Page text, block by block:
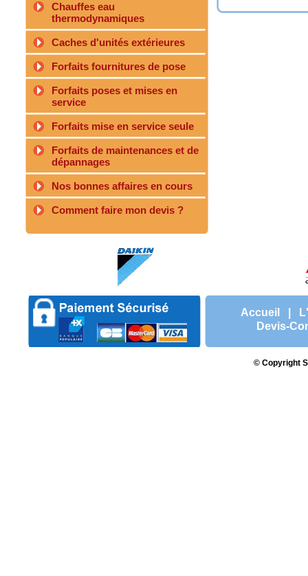
Chauffes eau
thermodynamiques
Caches d'unités extérieures
Forfaits fournitures de pose
Forfaits poses et mises en
service
Forfaits mise en service seule
Forfaits de maintenances et de
dépannages
Nos bonnes affaires en cours
Comment faire mon devis ?
Accueil
Devis-
© Copyright